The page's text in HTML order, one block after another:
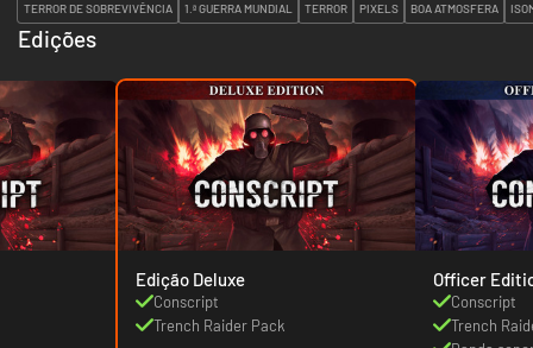
TERROR DE SOBREVIVÊNCIA 1.ª GUERRA MUNDIAL TERROR PIXELS BOA ATMOSFERA
Edições
Edição Deluxe
Conscript
Trench Raider Pack
Officer
Conscript
Trench